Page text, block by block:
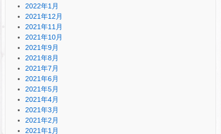
2022年1月
2021年12月
2021年11月
2021年10月
2021年9月
2021年8月
2021年7月
2021年6月
2021年5月
2021年4月
2021年3月
2021年2月
2021年1月